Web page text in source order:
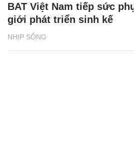
NHỊP SỐNG
BAT Việt Nam tiếp sức
giới phát triển sinh kế